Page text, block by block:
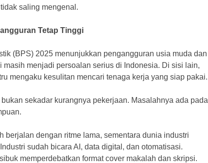
saling mengenal.
Tetap Tinggi
(BPS) 2025 menunjukkan pengangguran usia muda dan
masih menjadi persoalan serius di Indonesia. Di sisi lain,
mengaku kesulitan mencari tenaga kerja yang siap pakai.
sekadar kurangnya pekerjaan. Masalahnya ada pada
berjalan dengan ritme lama, sementara dunia industri
sudah bicara AI, data digital, dan otomatisasi.
memperdebatkan format cover makalah dan skripsi.